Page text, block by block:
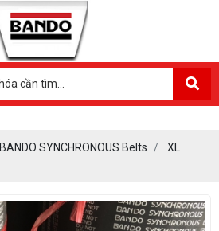
BANDO SYNCHRONOUS Belts
XL